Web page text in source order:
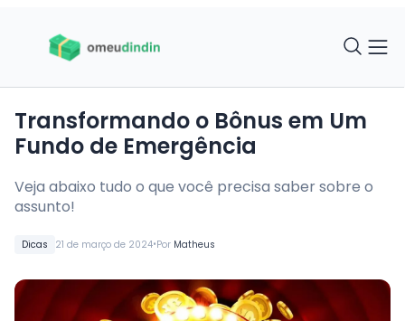
Dicas 21 de março de 2024•Por Matheus
Transformando o Bônus em Um
Fundo de Emergência
Veja abaixo tudo o que você precisa saber sobre o
assunto!